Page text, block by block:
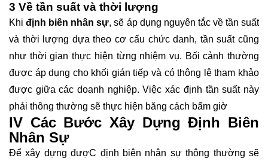
3 Về tần suất và thời lượng
Khi định biên nhân sự, sẽ áp dụng nguyên tắc về tần suất
và thời lượng dựa theo cơ cấu chức danh, tần suất cũng
như thời gian thực hiện từng nhiệm vụ. Bối cảnh thường
được áp dụng cho khối gián tiếp và có thông lệ tham khảo
được giữa các doanh nghiệp. Việc xác định tần suất này
phải thông thường sẽ thực hiện băng cách bấm giờ
IV Các Bước Xây Dựng Định Biên
Nhân Sự
Để xây dựng đượC định biên nhân sự thông thường sẽ